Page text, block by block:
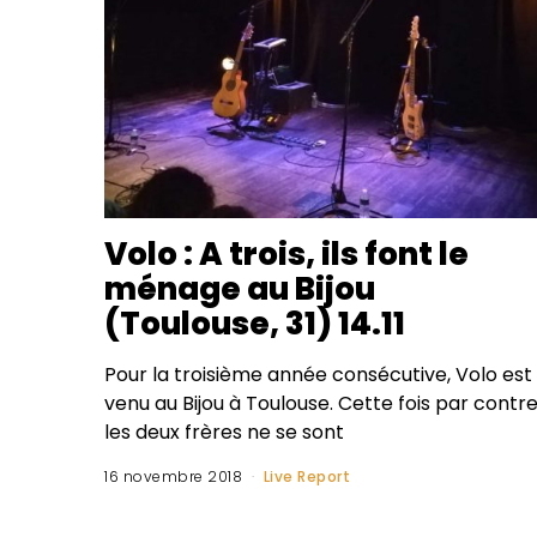
Volo : A trois, ils font le
ménage au Bijou
(Toulouse, 31) 14.11
Pour la troisième année consécutive, Volo est
venu au Bijou à Toulouse. Cette fois par
les deux frères ne se sont
16 novembre 2018 Live Report